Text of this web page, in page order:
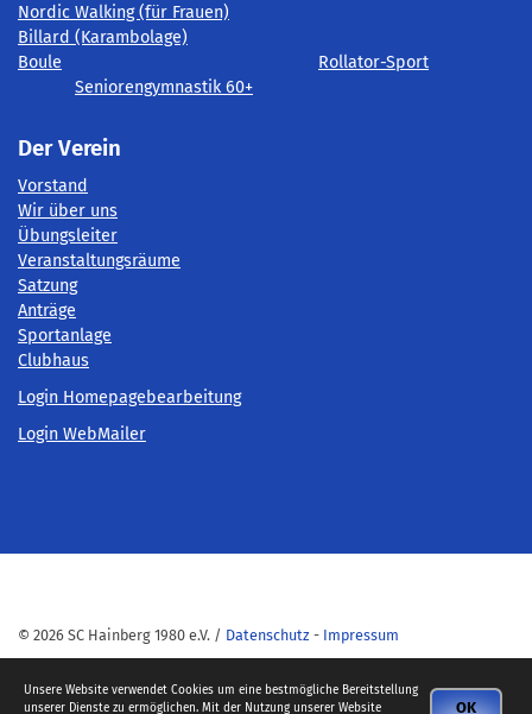
Nordic Walking (für Frauen)
Billard (Karambolage)
Boule
Rollator-Sport
Seniorengymnastik 60+
Der Verein
Vorstand
Wir über uns
Übungsleiter
Veranstaltungsräume
Satzung
Anträge
Sportanlage
Clubhaus
Login Homepagebearbeitung
Login WebMailer
© 2026 SC Hainberg 1980 e.V. / Datenschutz - Impressum
OK
Unsere Website verwendet Cookies um eine bestmögliche Bereitstellung
unserer Dienste zu ermöglichen. Mit der Nutzung unserer Website